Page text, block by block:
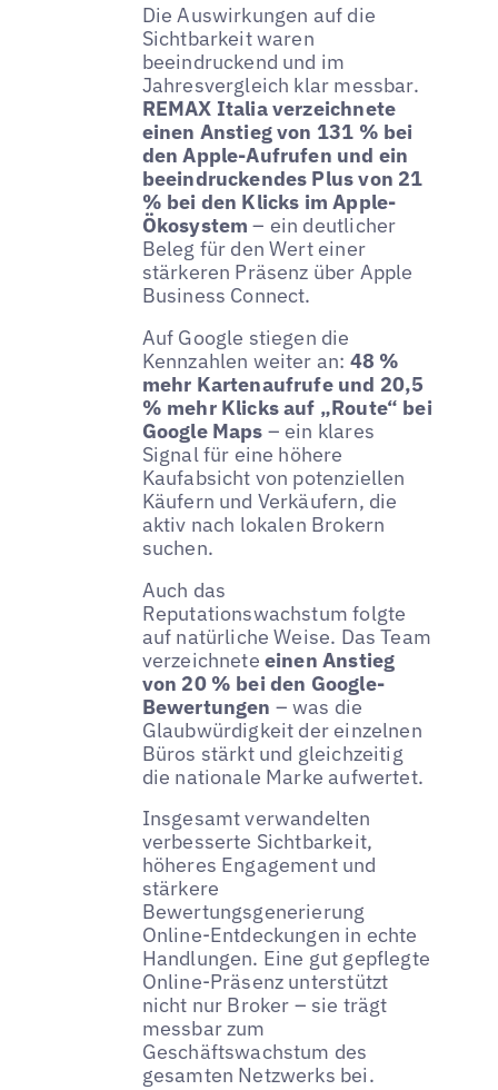
Die Auswirkungen auf die
Sichtbarkeit waren
beeindruckend und im
Jahresvergleich klar messbar.
REMAX Italia verzeichnete
einen Anstieg von 131 % bei
den Apple-Aufrufen und ein
beeindruckendes Plus von 21
% bei den Klicks im Apple-
Ökosystem – ein deutlicher
Beleg für den Wert einer
stärkeren Präsenz über Apple
Business Connect.
Auf Google stiegen die
Kennzahlen weiter an: 48 %
mehr Kartenaufrufe und 20,5
% mehr Klicks auf „Route“ bei
Google Maps – ein klares
Signal für eine höhere
Kaufabsicht von potenziellen
Käufern und Verkäufern, die
aktiv nach lokalen Brokern
suchen.
Auch das
Reputationswachstum folgte
auf natürliche Weise. Das Team
verzeichnete einen Anstieg
von 20 % bei den Google-
Bewertungen – was die
Glaubwürdigkeit der einzelnen
Büros stärkt und gleichzeitig
die nationale Marke aufwertet.
Insgesamt verwandelten
verbesserte Sichtbarkeit,
höheres Engagement und
stärkere
Bewertungsgenerierung
Online-Entdeckungen in echte
Handlungen. Eine gut gepflegte
Online-Präsenz unterstützt
nicht nur Broker – sie trägt
messbar zum
Geschäftswachstum des
gesamten Netzwerks bei.